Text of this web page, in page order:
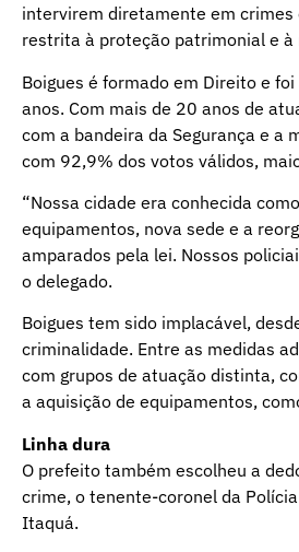
intervirem diretamente em crimes
restrita à proteção patrimonial e à
Boigues é formado em Direito e
anos. Com mais de 20 anos de
com a bandeira da Segurança e a
com 92,9% dos votos válidos,
“Nossa cidade era conhecida
equipamentos, nova sede e a
amparados pela lei. Nossos
o delegado.
Boigues tem sido implacável,
criminalidade. Entre as medidas
com grupos de atuação distinta,
a aquisição de equipamentos,
Linha dura
O prefeito também escolheu a
crime, o tenente-coronel da
Itaquá.